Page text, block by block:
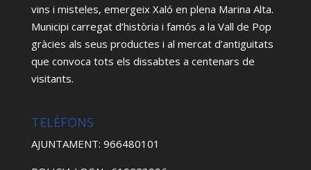
vins i misteles, emergeix Xaló en plena Marina Alta.
Municipi carregat d’història i famós a la Vall de Pop
gràcies als seus productes i al mercat d’antiguitats
que convoca tots els dissabtes a centenars de
visitants.
TELÈFONS
AJUNTAMENT: 966480101